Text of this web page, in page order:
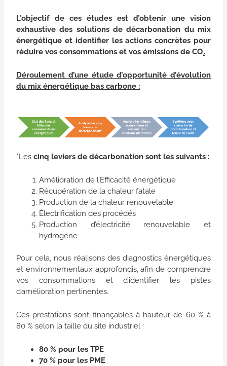
L’objectif de ces études est d’obtenir une vision
exhaustive des solutions de décarbonation du mix
énergétique et identifier les actions concrètes pour
réduire vos consommations et vos émissions de CO₂
Déroulement d’une étude d’opportunité d’évolution
du mix énergétique bas carbone :
*Lescinq leviers de décarbonation sont les suivants :
Amélioration de l’Efficacité énergétique
Récupération de la chaleur fatale
Production de la chaleur renouvelable
Électrification des procédés
Production d’électricité renouvelable et
hydrogène
Pour cela, nous réalisons des diagnostics énergétiques
et environnementaux approfondis, afin de comprendre
vos consommations et d’identifier les pistes
d’amélioration pertinentes.
Ces prestations sont finançables à hauteur de 60 % à
80 % selon la taille du site industriel :
80 % pour les TPE
70 % pour les PME